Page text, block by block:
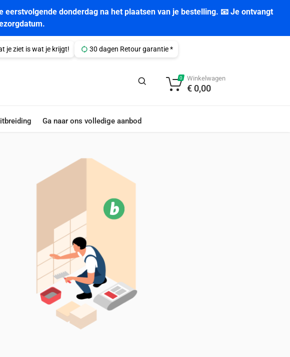
donderdag na het plaatsen van je bestelling. 📧 Je ontvangt
je ziet is wat je krijgt! 30 dagen Retour garantie *
Ga naar ons volledige aanbod
0 Winkelwagen
€ 0,00